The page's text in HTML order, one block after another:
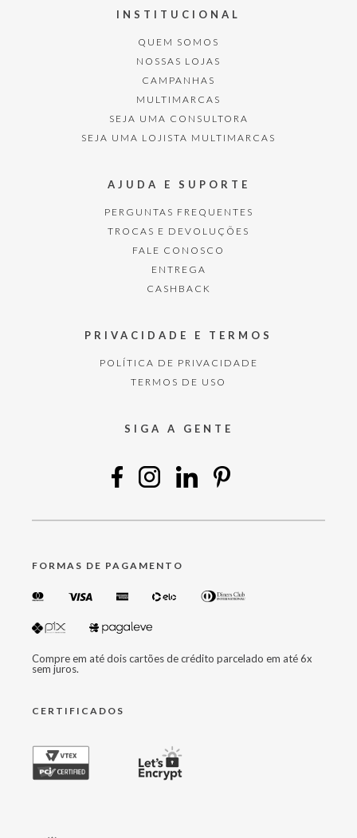
INSTITUCIONAL
QUEM SOMOS
NOSSAS LOJAS
CAMPANHAS
MULTIMARCAS
SEJA UMA CONSULTORA
SEJA UMA LOJISTA MULTIMARCAS
AJUDA E SUPORTE
PERGUNTAS FREQUENTES
TROCAS E DEVOLUÇÕES
FALE CONOSCO
ENTREGA
CASHBACK
PRIVACIDADE E TERMOS
POLÍTICA DE PRIVACIDADE
TERMOS DE USO
SIGA A GENTE
FORMAS DE PAGAMENTO
Compre em até dois cartões de crédito parcelado em até 6x
sem juros.
CERTIFICADOS